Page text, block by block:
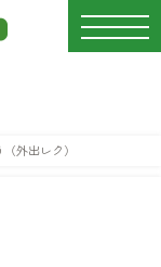
外出レク）